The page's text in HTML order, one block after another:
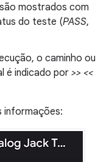
mostrados com
do teste (PASS,
o caminho ou
é indicado por >> <<
informações: